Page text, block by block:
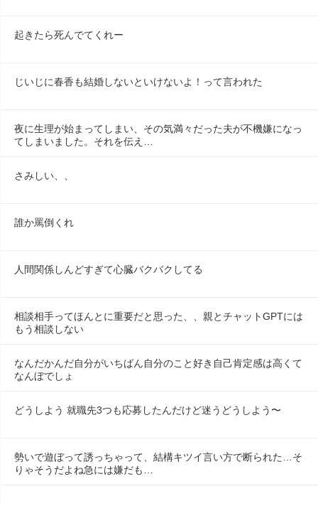
起きたら死んでてくれー
じいじに春香も結婚しないといけないよ！って言われた
夜に生理が始まってしまい、その気満々だった夫が不機嫌になっ
てしまいました。それを伝え…
さみしい、、
誰か罵倒くれ
人間関係しんどすぎて心臓バクバクしてる
相談相手ってほんとに重要だと思った、、親とチャットGPTには
もう相談しない
なんだかんだ自分がいちばん自分のこと好き自己肯定感は高くて
なんぼでしょ
どうしよう 就職先3つも応募したんだけど迷うどうしよう〜
勢いで遊ぼって誘っちゃって、結構キツイ言い方で断られた…そ
りゃそうだよね急には嫌だも…